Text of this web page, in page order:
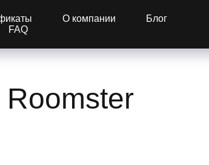
О компании
Блог
FAQ
Roomster